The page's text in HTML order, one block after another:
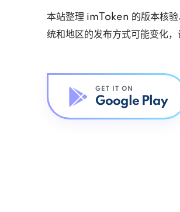
本站整理 imToken 的版本核验
统和地区的发布方式可能变化，
GET IT ON
Google Play